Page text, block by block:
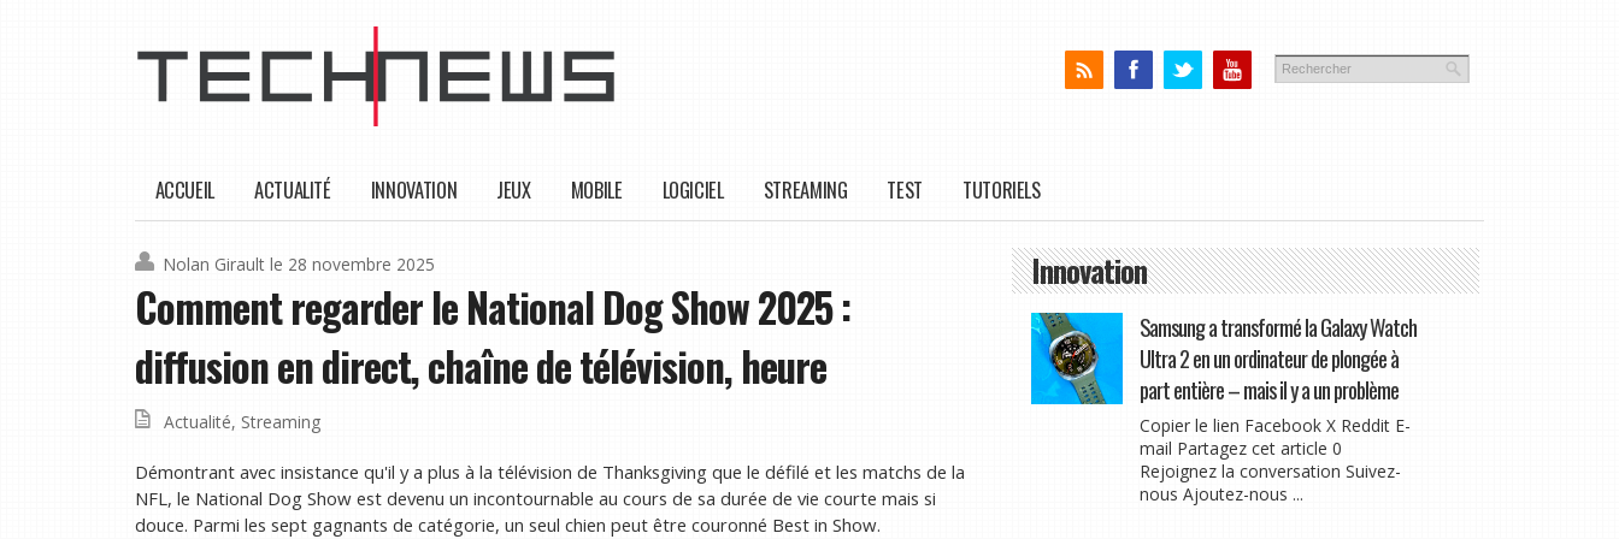
ACCUEIL ACTUALITÉ INNOVATION JEUX MOBILE LOGICIEL STREAMING TEST TUTORIELS
Nolan Girault le 28 novembre 2025
Comment regarder le National Dog Show 2025 :
diffusion en direct, chaîne de télévision, heure
Actualité, Streaming
Démontrant avec insistance qu'il y a plus à la télévision de Thanksgiving que le défilé et les matchs de la
NFL, le National Dog Show est devenu un incontournable au cours de sa durée de vie courte mais si
douce. Parmi les sept gagnants de catégorie, un seul chien peut être couronné Best in Show.
Innovation
Samsung a transformé la Galaxy Watch
Ultra 2 en un ordinateur de plongée à
part entière – mais il y a un problème
Copier le lien Facebook X Reddit E-
mail Partagez cet article 0
Rejoignez la conversation Suivez-
nous Ajoutez-nous ...